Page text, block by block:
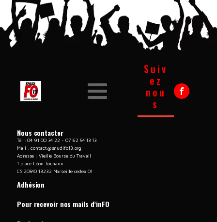
Suiv
ez
nou
s
Nous contacter
Tél : 04 91 00 34 22 - 07 62 54 13 13
Mail :contact@snudifo13.org
Adresse : Vieille Bourse du Travail
1 place Léon Jouhaux
CS 20540 13232 Marseille cedex 01
Adhésion
Pour recevoir nos mails d’inFO